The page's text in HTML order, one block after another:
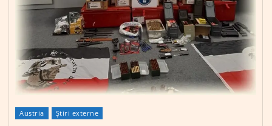
Austria Știri externe